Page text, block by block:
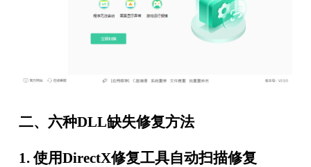
二、六种DLL缺失修复方法
1. 使用DirectX修复工具自动扫描修复